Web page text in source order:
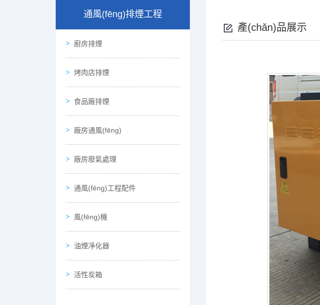
通風(fēng)排煙工程
廚房排煙
烤肉店排煙
食品廠排煙
廠房通風(fēng)
廠房廢氣處理
通風(fēng)工程配件
風(fēng)機
油煙凈化器
活性炭箱
產(chǎn)品展示